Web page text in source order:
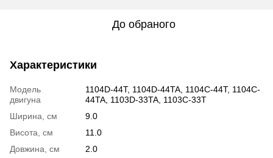
До обраного
Характеристики
Модель
двигуна
1104D-44T, 1104D-44TA, 1104C-44T, 1104C-
44TA, 1103D-33TA, 1103C-33T
Ширина, см
9.0
Висота, см
11.0
Довжина, см
2.0